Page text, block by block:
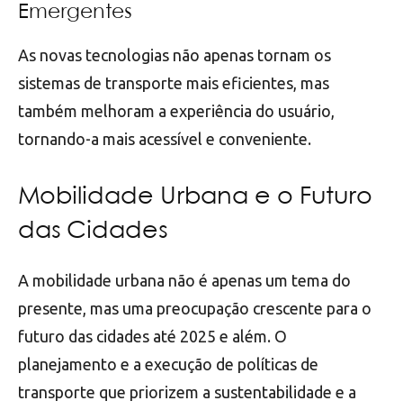
Emergentes
As novas tecnologias não apenas tornam os
sistemas de transporte mais eficientes, mas
também melhoram a experiência do usuário,
tornando-a mais acessível e conveniente.
Mobilidade Urbana e o Futuro
das Cidades
A mobilidade urbana não é apenas um tema do
presente, mas uma preocupação crescente para o
futuro das cidades até 2025 e além. O
planejamento e a execução de políticas de
transporte que priorizem a sustentabilidade e a